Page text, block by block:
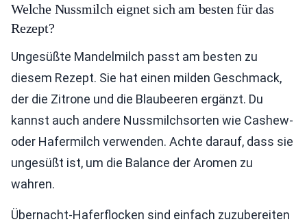
Welche Nussmilch eignet sich am besten für das
Rezept?
Ungesüßte Mandelmilch passt am besten zu
diesem Rezept. Sie hat einen milden Geschmack,
der die Zitrone und die Blaubeeren ergänzt. Du
kannst auch andere Nussmilchsorten wie Cashew-
oder Hafermilch verwenden. Achte darauf, dass sie
ungesüßt ist, um die Balance der Aromen zu
wahren.
Übernacht-Haferflocken sind einfach zuzubereiten